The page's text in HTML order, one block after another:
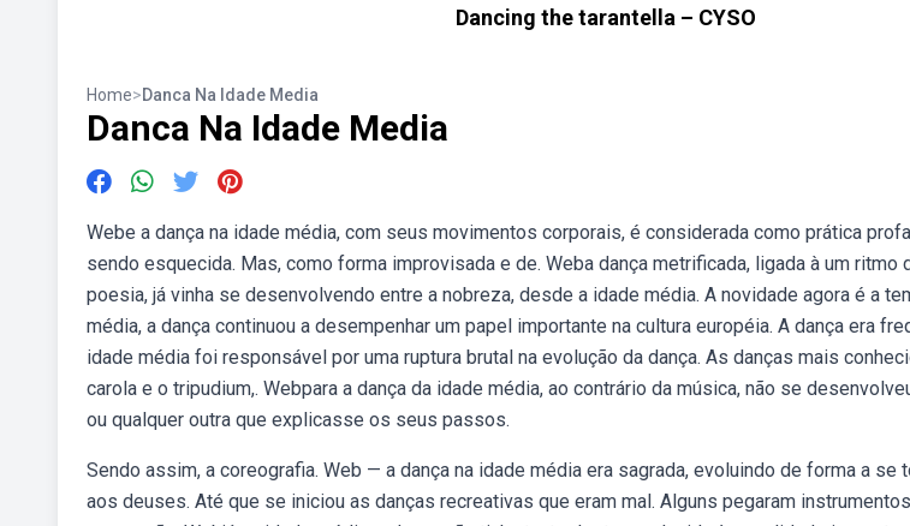
Dancing the tarantella – CYSO
Home>Danca Na Idade Media
Danca Na Idade Media
Webe a dança na idade média, com seus movimentos corporais, é considerada como prática
sendo esquecida. Mas, como forma improvisada e de. Weba dança metrificada, ligada à um ritmo
poesia, já vinha se desenvolvendo entre a nobreza, desde a idade média. A novidade agora é a
média, a dança continuou a desempenhar um papel importante na cultura européia. A dança era
idade média foi responsável por uma ruptura brutal na evolução da dança. As danças mais
carola e o tripudium,. Webpara a dança da idade média, ao contrário da música, não se
ou qualquer outra que explicasse os seus passos.
Sendo assim, a coreografia. Web — a dança na idade média era sagrada, evoluindo de forma a se
aos deuses. Até que se iniciou as danças recreativas que eram mal. Alguns pegaram